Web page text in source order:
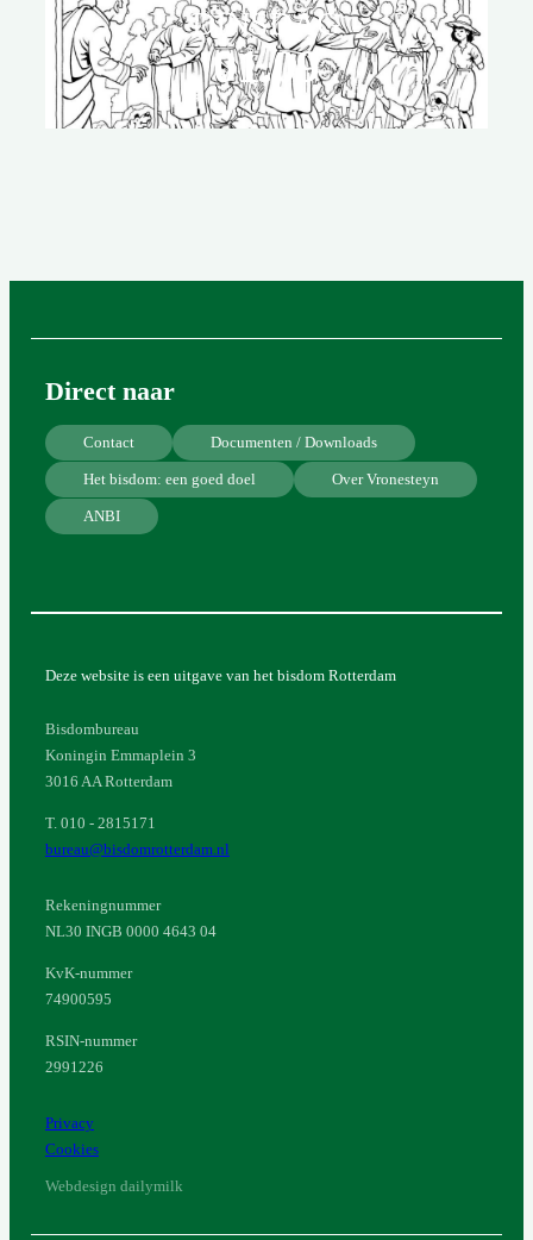
DINSDAG
01.09
Direct naar
Contact Documenten / Downloads
Het bisdom: een goed doel Over Vronesteyn
ANBI
Deze website is een uitgave van het bisdom Rotterdam
Bisdombureau
Koningin Emmaplein 3
3016 AA Rotterdam
T. 010 - 2815171
bureau@bisdomrotterdam.nl
Rekeningnummer
NL30 INGB 0000 4643 04
KvK-nummer
74900595
RSIN-nummer
2991226
Privacy
Cookies
Webdesign dailymilk